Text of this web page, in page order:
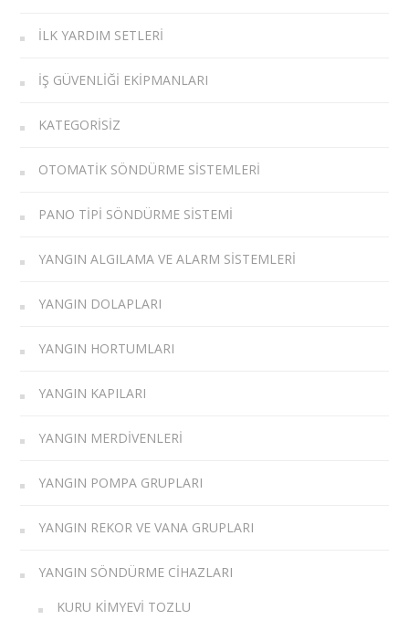
İLK YARDIM SETLERI
İŞ GÜVENLIĞI EKIPMANLARI
KATEGORISIZ
OTOMATIK SÖNDÜRME SISTEMLERI
PANO TIPI SÖNDÜRME SISTEMI
YANGIN ALGILAMA VE ALARM SISTEMLERI
YANGIN DOLAPLARI
YANGIN HORTUMLARI
YANGIN KAPILARI
YANGIN MERDIVENLERI
YANGIN POMPA GRUPLARI
YANGIN REKOR VE VANA GRUPLARI
YANGIN SÖNDÜRME CIHAZLARI
KURU KIMYEVI TOZLU